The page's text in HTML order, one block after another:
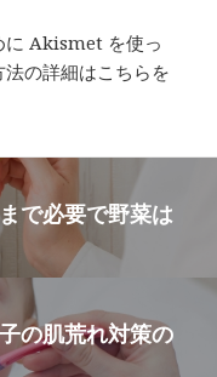
に Akismet を使っ
の詳細はこちらを
で必要で野菜は
の肌荒れ対策の